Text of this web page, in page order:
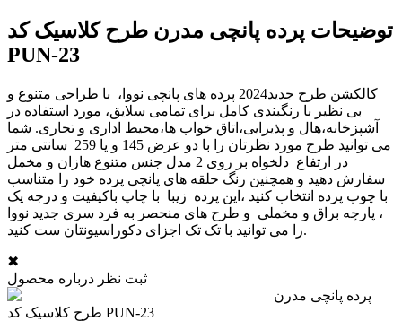
توضیحات پرده پانچی مدرن طرح کلاسیک کد
PUN-23
کالکشن طرح جدید2024 پرده های پانچی نووا، با طراحی متنوع و
بی نظیر با رنگبندی کامل برای تمامی سلایق، مورد استفاده در
آشپزخانه،هال و پذیرایی،اتاق خواب ها،محیط اداری و تجاری. شما
می توانید طرح مورد نظرتان را با دو عرض 145 و یا 259 سانتی متر
در ارتفاع دلخواه بر روی 2 مدل جنس متنوع هازان و مخمل
سفارش دهید و همچنین رنگ حلقه های پانچی پرده خود را متناسب
با چوب پرده انتخاب کنید ،این پرده زیبا با چاپ باکیفیت و درجه یک
، پارچه براق و مخملی و طرح های منحصر به فرد سری جدید نووا
را می توانید با تک تک اجزای دکوراسیونتان ست کنید.
✖
ثبت نظر درباره محصول
پرده پانچی مدرن
طرح کلاسیک کد PUN-23